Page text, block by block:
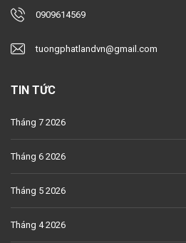
0909614569
tuongphatlandvn@gmail.com
TIN TỨC
Tháng 7 2026
Tháng 6 2026
Tháng 5 2026
Tháng 4 2026